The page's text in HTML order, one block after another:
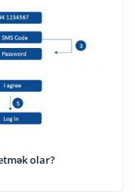
olar?